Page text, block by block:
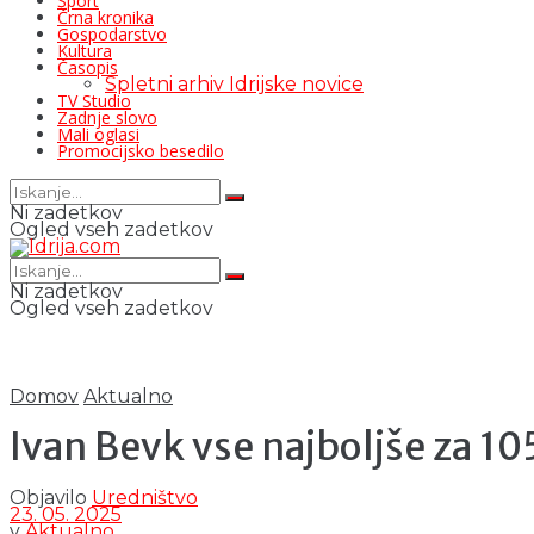
Črna kronika
Gospodarstvo
Kultura
Časopis
Spletni arhiv Idrijske novice
TV Studio
Zadnje slovo
Mali oglasi
Promocijsko besedilo
Ni zadetkov
Ogled vseh zadetkov
Ni zadetkov
Ogled vseh zadetkov
Domov Aktualno
Ivan Bevk vse najboljše za
Objavilo Uredništvo
23. 05. 2025